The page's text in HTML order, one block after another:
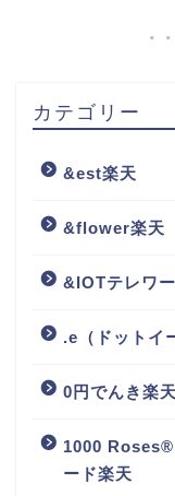
カテゴリー
&est楽天
&flower楽天
&IOTテレワ
.e（ドットイ
0円でんき楽天
1000 Roses®
ード楽天